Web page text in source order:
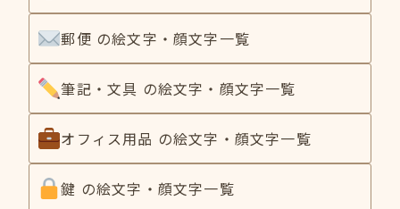
郵便 の絵文字・顔文字一覧
筆記・文具 の絵文字・顔文字一覧
オフィス用品 の絵文字・顔文字一覧
鍵 の絵文字・顔文字一覧